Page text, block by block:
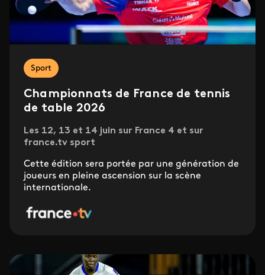
Sport
Championnats de France de tennis
de table 2026
Les 12, 13 et 14 juin sur France 4 et sur
france.tv sport
Cette édition sera portée par une génération de
joueurs en pleine ascension sur la scène
internationale.